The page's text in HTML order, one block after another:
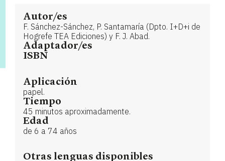
Autor/es
F. Sánchez-Sánchez, P. Santamaría (Dpto. I+D+i de
Hogrefe TEA Ediciones) y F. J. Abad.
Adaptador/es
ISBN
Aplicación
papel.
Tiempo
45 minutos aproximadamente.
Edad
de 6 a 74 años
Otras lenguas disponibles